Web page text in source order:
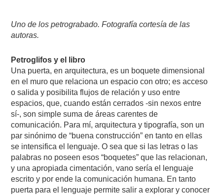
Uno de los petrograbado. Fotografía cortesía de las
autoras.
Petroglifos y el libro
Una puerta, en arquitectura, es un boquete dimensional
en el muro que relaciona un espacio con otro; es acceso
o salida y posibilita flujos de relación y uso entre
espacios, que, cuando están cerrados -sin nexos entre
sí-, son simple suma de áreas carentes de
comunicación. Para mí, arquitectura y tipografía, son un
par sinónimo de “buena construcción” en tanto en ellas
se intensifica el lenguaje. O sea que si las letras o las
palabras no poseen esos “boquetes” que las relacionan,
y una apropiada cimentación, vano sería el lenguaje
escrito y por ende la comunicación humana. En tanto
puerta para el lenguaje permite salir a explorar y conocer